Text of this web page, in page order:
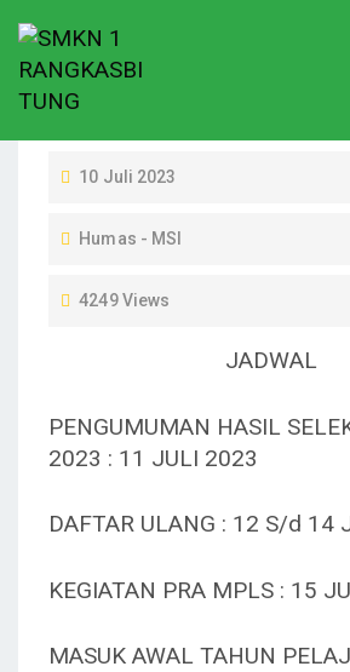
P
S
10 Juli 2023
Humas - MSI
4249 Views
JADWAL
PENGUMUMAN HASIL
2023 : 11 JULI 2023
DAFTAR ULANG : 12 S/d 14
KEGIATAN PRA MPLS : 15
MASUK AWAL TAHUN